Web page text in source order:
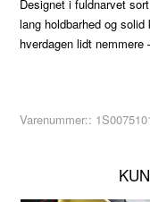
Designet i fuldnarvet
lang holdbarhed og
hverdagen lidt
Varenummer::